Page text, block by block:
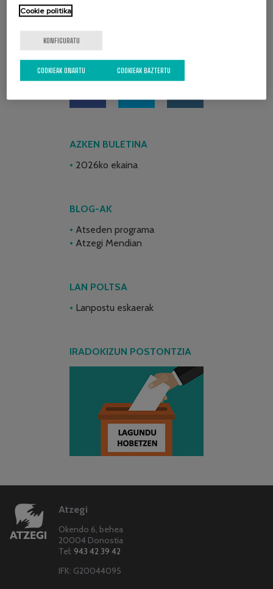
AZKEN BULETINA
2026ko ekaina
BLOG-AK
Atseden programa
Atzegi Mendian
LAN POLTSA
Lanpostu eskaerak
IRADOKIZUN POSTONTZIA
Atzegi
Okendo 6, behea
20004 Donostia
Tel: 943 42 39 42
IFK: G20044095
Cookie politika
KONFIGURATU
COOKIEAK BAZTERTU
COOKIEAK ONARTU